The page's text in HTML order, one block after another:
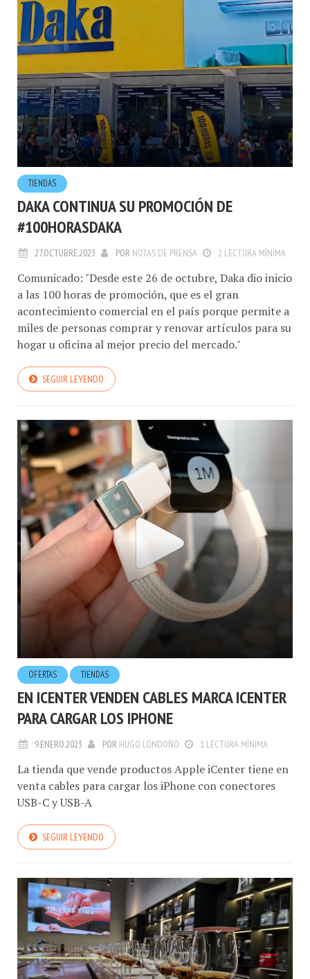
TIENDAS
DAKA CONTINUA SU PROMOCIÓN DE
#100HORASDAKA
27.OCTUBRE.2023 POR NOTAS DE PRENSA 2 LECTURA MÍNIMA
Comunicado: "Desde este 26 de octubre, Daka dio inicio
a las 100 horas de promoción, que es el gran
acontecimiento comercial en el país porque permite a
miles de personas comprar y renovar artículos para su
hogar u oficina al mejor precio del mercado."
SEGUIR LEYENDO
OFERTAS TIENDAS
EN ICENTER VENDEN CABLES MARCA ICENTER
PARA CARGAR LOS IPHONE
9.ENERO.2023 POR HUGO LONDOÑO 1 LECTURA MÍNIMA
La tienda que vende productos Apple iCenter tiene en
venta cables para cargar los iPhone con conectores
USB-C y USB-A
SEGUIR LEYENDO